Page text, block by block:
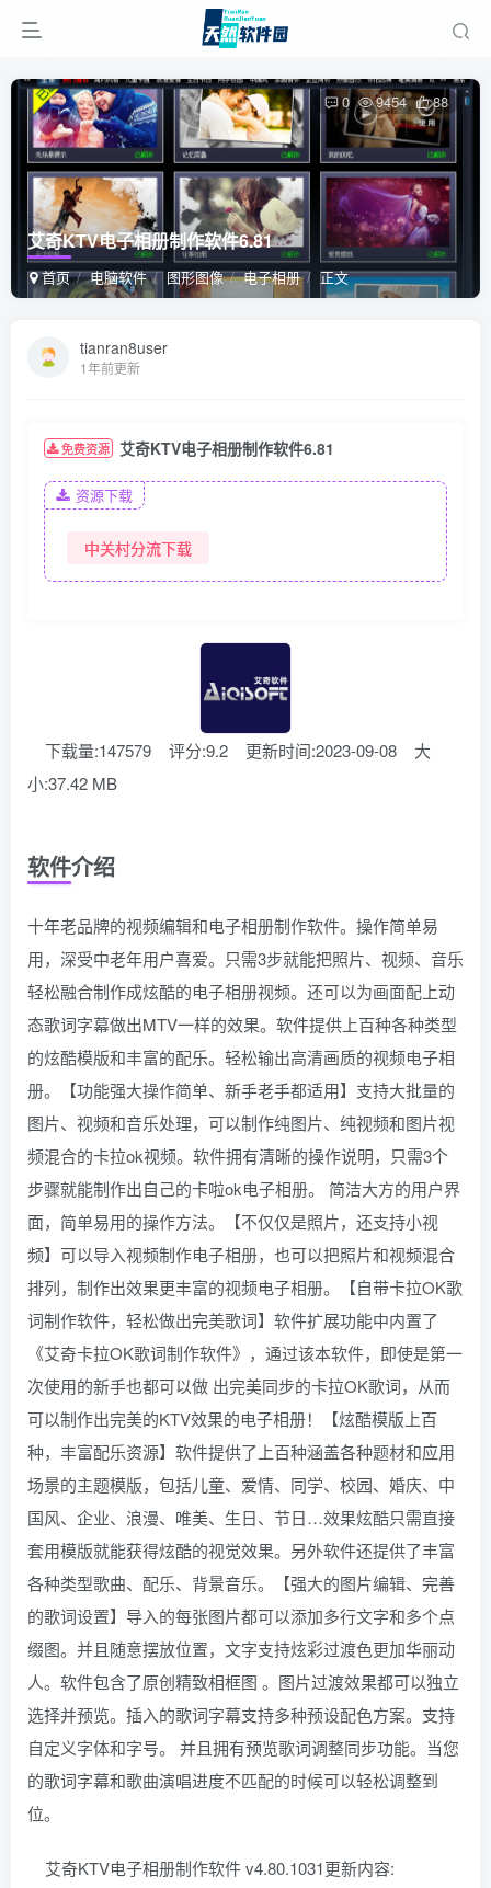
艾奇KTV电子相册制作软件6.81
首页 电脑软件 图形图像 电子相册 正文
0 9454 88
tianran8user
1年前更新
免费资源 艾奇KTV电子相册制作软件6.81
资源下载
中关村分流下载
下载量:147579 评分:9.2 更新时间:2023-09-08
大
小:37.42 MB
软件介绍
十年老品牌的视频编辑和电子相册制作软件。操作简单易
用，深受中老年用户喜爱。只需3步就能把照片、视频、音乐
轻松融合制作成炫酷的电子相册视频。还可以为画面配上动
态歌词字幕做出MTV一样的效果。软件提供上百种各种类型
的炫酷模版和丰富的配乐。轻松输出高清画质的视频电子相
册。【功能强大操作简单、新手老手都适用】支持大批量的
图片、视频和音乐处理，可以制作纯图片、纯视频和图片视
频混合的卡拉ok视频。软件拥有清晰的操作说明，只需3个
步骤就能制作出自己的卡啦ok电子相册。 简洁大方的用户界
面，简单易用的操作方法。【不仅仅是照片，还支持小视
频】可以导入视频制作电子相册，也可以把照片和视频混合
排列，制作出效果更丰富的视频电子相册。【自带卡拉OK歌
词制作软件，轻松做出完美歌词】软件扩展功能中内置了
《艾奇卡拉OK歌词制作软件》，通过该本软件，即使是第一
次使用的新手也都可以做 出完美同步的卡拉OK歌词，从而
可以制作出完美的KTV效果的电子相册！【炫酷模版上百
种，丰富配乐资源】软件提供了上百种涵盖各种题材和应用
场景的主题模版，包括儿童、爱情、同学、校园、婚庆、中
国风、企业、浪漫、唯美、生日、节日…效果炫酷只需直接
套用模版就能获得炫酷的视觉效果。另外软件还提供了丰富
各种类型歌曲、配乐、背景音乐。【强大的图片编辑、完善
的歌词设置】导入的每张图片都可以添加多行文字和多个点
缀图。并且随意摆放位置，文字支持炫彩过渡色更加华丽动
人。软件包含了原创精致相框图 。图片过渡效果都可以独立
选择并预览。插入的歌词字幕支持多种预设配色方案。支持
自定义字体和字号。 并且拥有预览歌词调整同步功能。当您
的歌词字幕和歌曲演唱进度不匹配的时候可以轻松调整到
位。
艾奇KTV电子相册制作软件 v4.80.1031更新内容: